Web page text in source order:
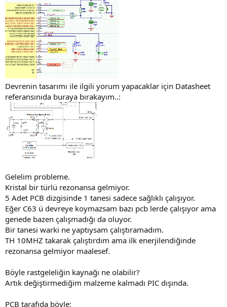
Devrenin tasarımı ile ilgili yorum yapacaklar için Datasheet
referansınıda buraya bırakayım..:
Gelelim probleme.
Kristal bir türlü rezonansa gelmiyor.
5 Adet PCB dizgisinde 1 tanesi sadece sağlıklı çalışıyor.
Eğer C63 ü devreye koymazsam bazı pcb lerde çalışıyor ama
genede bazen çalışmadığı da oluyor.
Bir tanesi warki ne yaptıysam çalıştıramadım.
TH 10MHZ takarak çalıştırdım ama ilk enerjilendiğinde
rezonansa gelmiyor maalesef.
Böyle rastgeleliğin kaynağı ne olabilir?
Artık değiştirmediğim malzeme kalmadı PIC dışında.
PCB tarafıda böyle: